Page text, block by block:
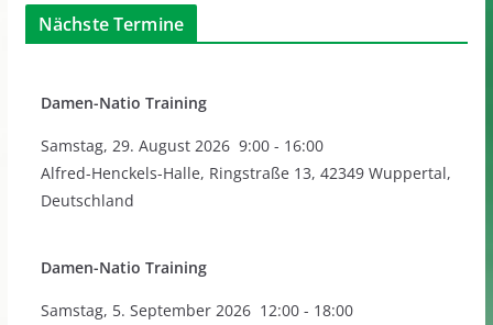
Nächste Termine
Damen-Natio Training
Samstag, 29. August 2026 9:00- 16:00
Alfred-Henckels-Halle, Ringstraße 13, 42349 Wuppertal,
Deutschland
Damen-Natio Training
Samstag, 5. September 2026 12:00- 18:00